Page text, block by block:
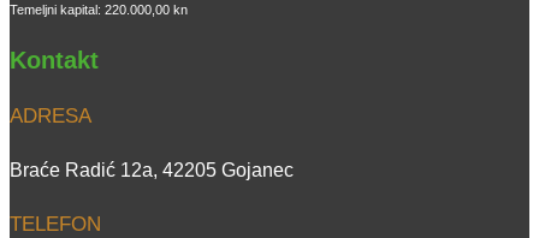
Temeljni kapital: 220.000,00 kn
Kontakt
ADRESA
Braće Radić 12a, 42205 Gojanec
TELEFON